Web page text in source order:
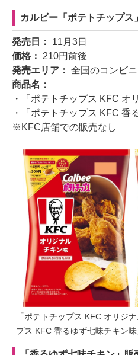
カルビー「ポテトチップス
発売日： 11月3日
価格： 210円前後
発売エリア： 全国のコンビ
商品名：
・「ポテトチップス KFC オ
・「ポテトチップス KFC 香
※KFC店舗での販売なし
「ポテトチップス KFC オリジ
プス KFC 香るゆず七味チキン味